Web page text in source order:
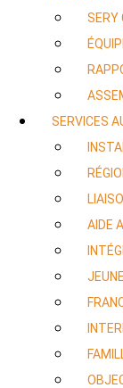
SERY
SERVICES
AIDE